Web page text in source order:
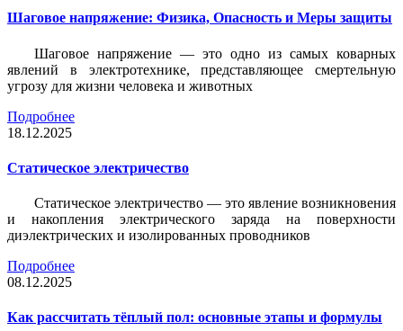
Шаговое напряжение: Физика, Опасность и Меры защиты
Шаговое напряжение — это одно из самых коварных
явлений в электротехнике, представляющее смертельную
угрозу для жизни человека и животных
Подробнее
18.12.2025
Статическое электричество
Статическое электричество — это явление возникновения
и накопления электрического заряда на поверхности
диэлектрических и изолированных проводников
Подробнее
08.12.2025
Как рассчитать тёплый пол: основные этапы и формулы